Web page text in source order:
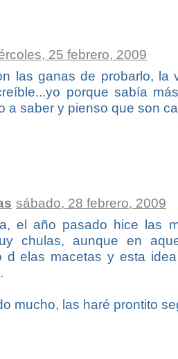
25 febrero, 2009
las ganas de probarlo, la
porque sabía
a saber y pienso que son
sábado, 28 febrero, 2009
el año pasado hice las
chulas, aunque en
d elas macetas y esta
mucho, las haré prontito